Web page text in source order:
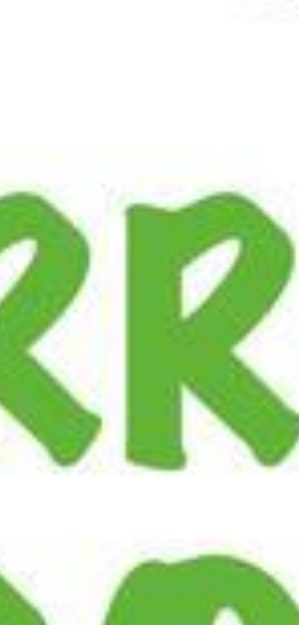
AIR DE DÉTENTE
VOS QUESTIONS, NOS RÉPONSES